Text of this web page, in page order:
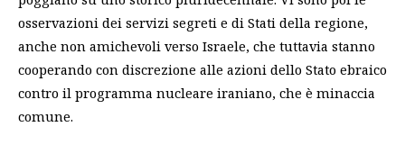
osservazioni dei servizi segreti e di Stati della regione,
anche non amichevoli verso Israele, che tuttavia stanno
cooperando con discrezione alle azioni dello Stato ebraico
contro il programma nucleare iraniano, che è minaccia
comune.